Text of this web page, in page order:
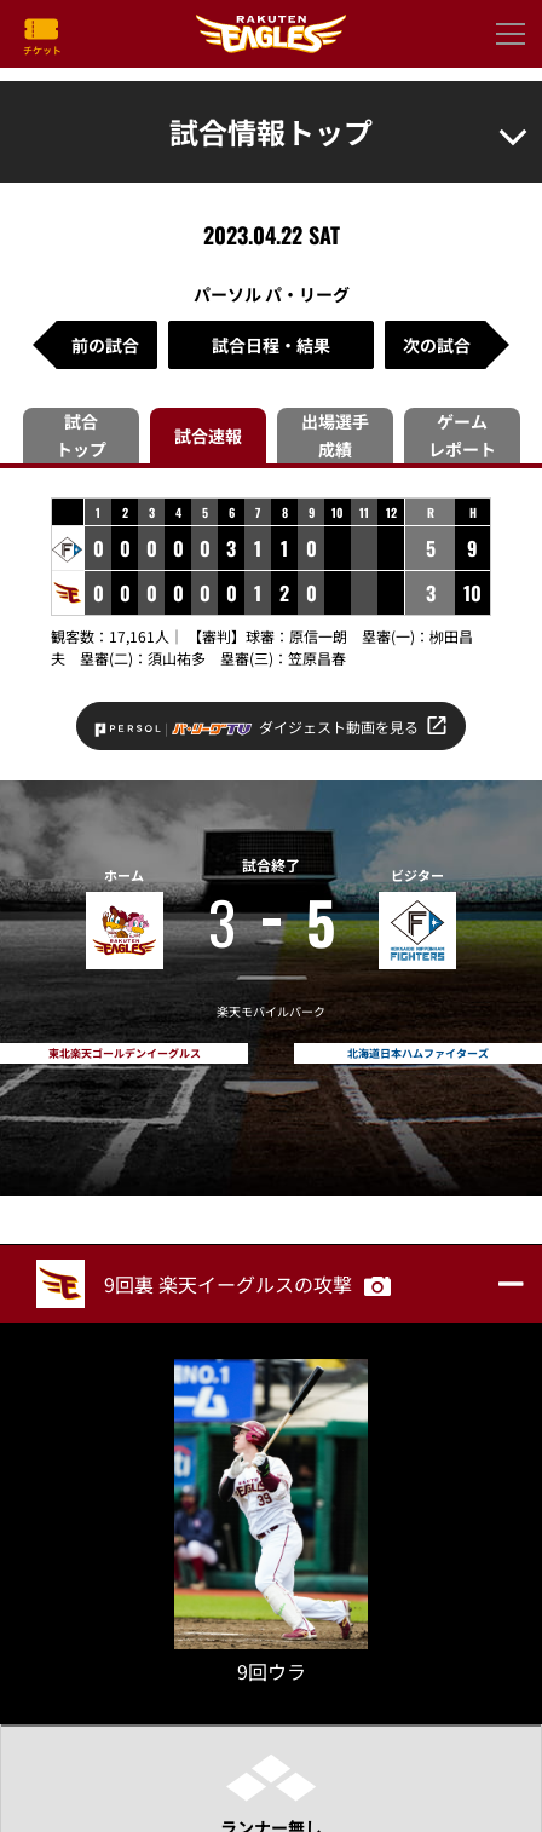
試合情報トップ
2023.04.22 SAT
パーソル パ・リーグ
前の試合 試合日程・結果 次の試合
試合
トップ
試合速報
出場選手
成績
ゲーム
レポート
1 2 3 4 5 6 7 8 9 10 11 12
0 0 0 0 0 3 1 1
0
0 0 0 0 0 0 1 2 0
R H
5
9
3
10
観客数：17,161人｜ 【審判】球審：原信一朗 塁審(一)：栁田昌
夫 塁審(二)：須山祐多 塁審(三)：笠原昌春
ダイジェスト動画を見る
ホーム
東北楽天ゴールデンイーグルス
試合終了
3 5
楽天モバイルパーク
ビジター
北海道日本ハムファイターズ
9回裏 楽天イーグルスの攻撃
9回ウラ
ランナー無し